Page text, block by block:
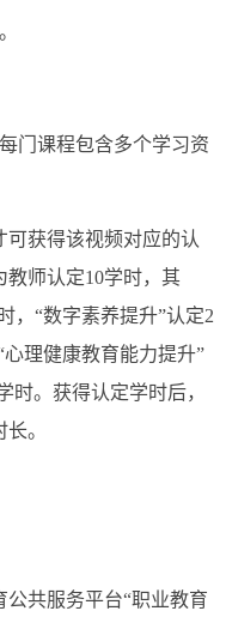
门课程包含多个学习资
获得该视频对应的认
教师认定10学时，其
，“数字素养提升”认定2
理健康教育能力提升”
时。获得认定学时后，
。
共服务平台“职业教育